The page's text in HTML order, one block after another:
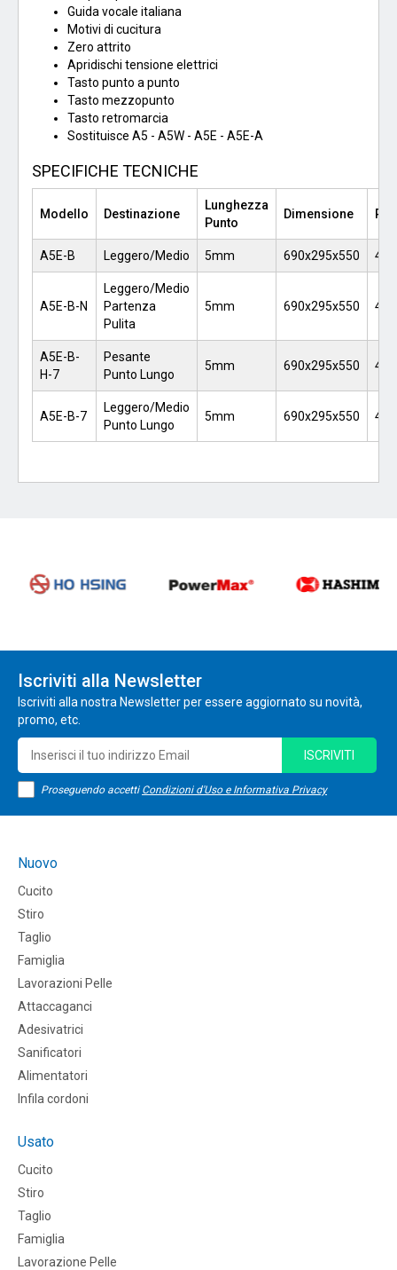
Guida vocale italiana
Motivi di cucitura
Zero attrito
Apridischi tensione elettrici
Tasto punto a punto
Tasto mezzopunto
Tasto retromarcia
Sostituisce A5 - A5W - A5E - A5E-A
SPECIFICHE TECNICHE
Modello Destinazione
Lunghezza
Punto
Dimensione
A5E-B Leggero/Medio 5mm 690x295x550
A5E-B-N
Leggero/Medio
Partenza
Pulita
5mm 690x295x550 43/
A5E-B-
H-7
Pesante
Punto Lungo
5mm 690x295x550
A5E-B-7
Leggero/Medio
Punto Lungo
5mm 690x295x550
Iscriviti alla Newsletter
Iscriviti alla nostra Newsletter per essere aggiornato su novità,
promo, etc.
Proseguendo accetti Condizioni d'Uso e Informativa Privacy
ISCRIVITI
Nuovo
Cucito
Stiro
Taglio
Famiglia
Lavorazioni Pelle
Attaccaganci
Adesivatrici
Sanificatori
Alimentatori
Infila cordoni
Usato
Cucito
Stiro
Taglio
Famiglia
Lavorazione Pelle